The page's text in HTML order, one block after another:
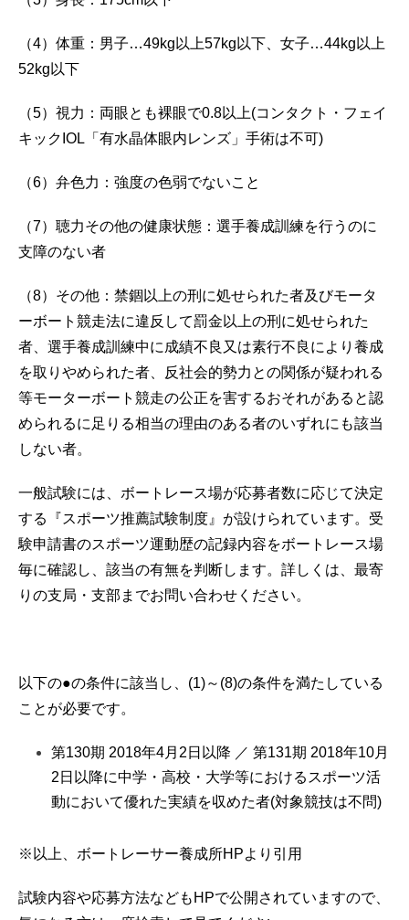
（4）体重：男子…49kg以上57kg以下、女子…44kg以上
52kg以下
（5）視力：両眼とも裸眼で0.8以上(コンタクト・フェイ
キックIOL「有水晶体眼内レンズ」手術は不可)
（6）弁色力：強度の色弱でないこと
（7）聴力その他の健康状態：選手養成訓練を行うのに
支障のない者
（8）その他：禁錮以上の刑に処せられた者及びモータ
ーボート競走法に違反して罰金以上の刑に処せられた
者、選手養成訓練中に成績不良又は素行不良により養成
を取りやめられた者、反社会的勢力との関係が疑われる
等モーターボート競走の公正を害するおそれがあると認
められるに足りる相当の理由のある者のいずれにも該当
しない者。
一般試験には、ボートレース場が応募者数に応じて決定
する『スポーツ推薦試験制度』が設けられています。受
験申請書のスポーツ運動歴の記録内容をボートレース場
毎に確認し、該当の有無を判断します。詳しくは、最寄
りの支局・支部までお問い合わせください。
以下の●の条件に該当し、(1)～(8)の条件を満たしている
ことが必要です。
第130期 2018年4月2日以降 ／ 第131期 2018年10月
2日以降に中学・高校・大学等におけるスポーツ活
動において優れた実績を収めた者(対象競技は不問)
※以上、ボートレーサー養成所HPより引用
試験内容や応募方法などもHPで公開されていますので、